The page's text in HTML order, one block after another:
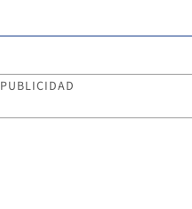
PUBLICIDAD